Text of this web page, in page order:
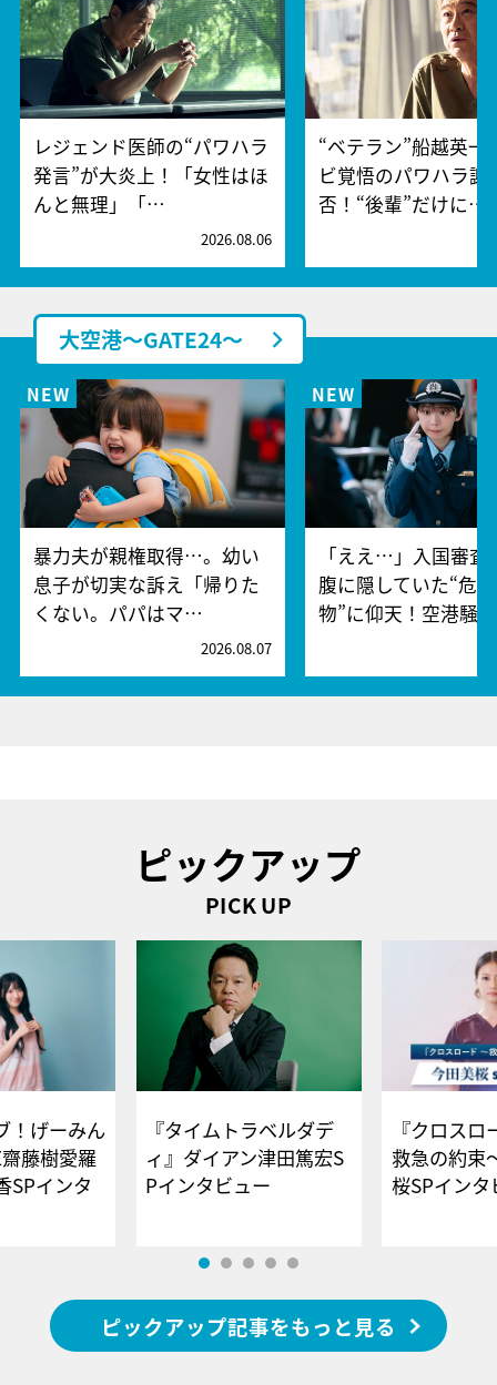
レジェンド医師の“パワハラ
発言”が大炎上！「女性はほ
んと無理」「…
2026.08.06
“ベテラン”船越英一
ビ覚悟のパワハラ謝
否！“後輩”だけに…
大空港～GATE24～
暴力夫が親権取得…。幼い
息子が切実な訴え「帰りた
くない。パパはマ…
2026.08.07
「ええ…」入国審査
腹に隠していた“危
物”に仰天！空港騒
ピックアップ
PICK UP
！げーみん
藤樹愛羅
SPインタ
『タイムトラベルダデ
ィ』ダイアン津田篤宏S
Pインタビュー
『クロス
救急の約束
桜SPイ
ピックアップ記事をもっと見る